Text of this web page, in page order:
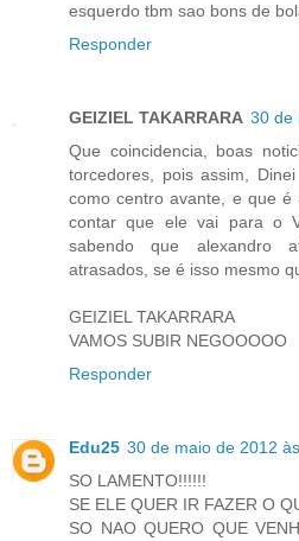
esquerdo tbm sao bons de
Responder
GEIZIEL TAKARRARA 30 de
Que coincidencia, boas
torcedores, pois assim,
como centro avante, e que
contar que ele vai para o
sabendo que alexandro
atrasados, se é isso mesmo
GEIZIEL TAKARRARA
VAMOS SUBIR NEGOOOOO
Responder
Edu25 30 de maio de 2012
SO LAMENTO!!!!!!
SE ELE QUER IR FAZER O
SO NAO QUERO QUE